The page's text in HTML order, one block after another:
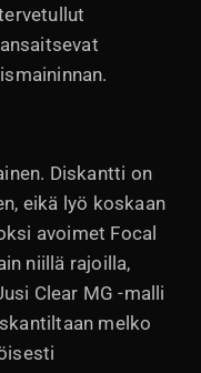
Diskantti on
eikä lyö koskaan
avoimet Focal
niillä rajoilla,
Clear MG -malli
melko